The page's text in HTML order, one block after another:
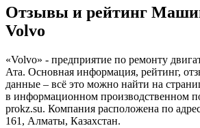
Отзывы и рейтинг
Volvo
«Volvo» - предприятие по ремонту
Ата. Основная информация, рейтинг,
данные – всё это можно найти на
в информационном производственном
prokz.su. Компания расположена по
161, Алматы, Казахстан.